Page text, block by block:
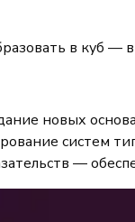
в куб —
новых
систем
—